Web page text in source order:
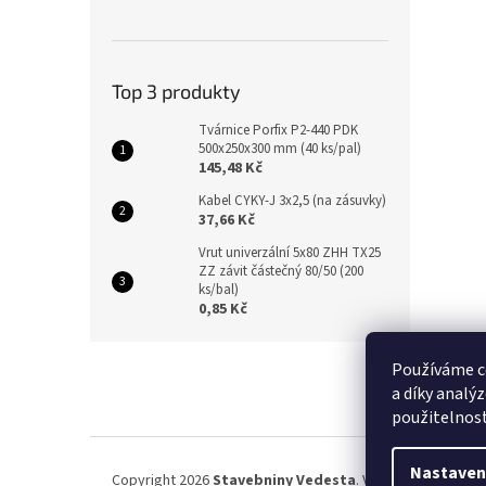
Používáme
a díky
Top 3 produkty
Tvárnice Porfix P2-440 PDK
500x250x300 mm (40 ks/pal)
145,48 Kč
Kabel CYKY-J 3x2,5 (na zásuvky)
37,66 Kč
Vrut univerzální 5x80 ZHH TX25
ZZ závit částečný 80/50 (200
ks/bal)
0,85 Kč
Copyright 2026Stavebniny Vedesta. Všechna práva